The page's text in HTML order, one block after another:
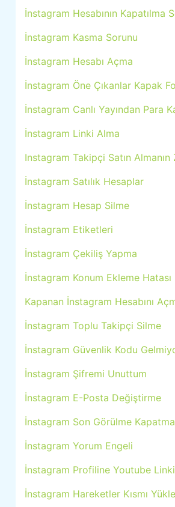
İnstagram Hesabının Kapatılma
İnstagram Kasma Sorunu
İnstagram Hesabı Açma
İnstagram Öne Çıkanlar Kapak
İnstagram Canlı Yayından Para
İnstagram Linki Alma
Instagram Takipçi Satın Almanın
İnstagram Satılık Hesaplar
İnstagram Hesap Silme
İnstagram Etiketleri
İnstagram Çekiliş Yapma
İnstagram Konum Ekleme Hatası
Kapanan İnstagram Hesabını
İnstagram Toplu Takipçi Silme
İnstagram Güvenlik Kodu
İnstagram Şifremi Unuttum
İnstagram E-Posta Değiştirme
İnstagram Son Görülme Kapatma
İnstagram Yorum Engeli
İnstagram Profiline Youtube
İnstagram Hareketler Kısmı